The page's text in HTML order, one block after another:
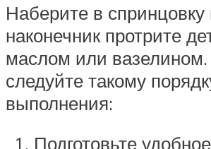
Наберите в спринцовку
наконечник протрите
маслом или
следуйте такому
выполнения:
Подготовьте